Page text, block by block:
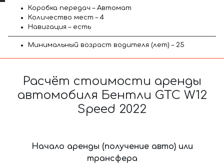
Коробка передач – Автомат
Количество мест – 4
Навигация – есть
Минимальный возраст водителя (лет) – 25
Расчёт стоимости аренды
автомобиля Бентли GTC W12
Speed 2022
Начало аренды (получение авто) или
трансфера